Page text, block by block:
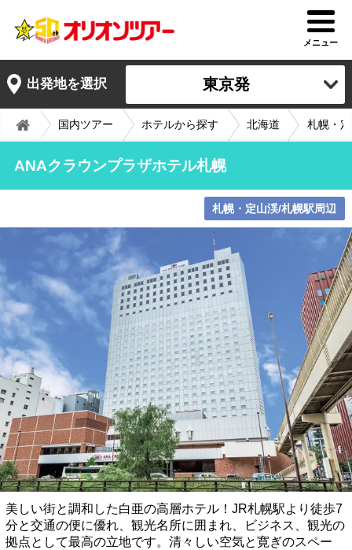
メニュー
出発地を選択 東京発
国内ツアー ホテルから探す 北海道 札幌・
ANAクラウンプラザホテル札幌
札幌・定山渓/札幌駅周辺
美しい街と調和した白亜の高層ホテル！JR札幌駅より徒歩7
分と交通の便に優れ、観光名所に囲まれ、ビジネス、観光の
拠点として最高の立地です。清々しい空気と寛ぎのスペー